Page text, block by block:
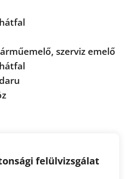
szerviz emelő
felülvizsgálat